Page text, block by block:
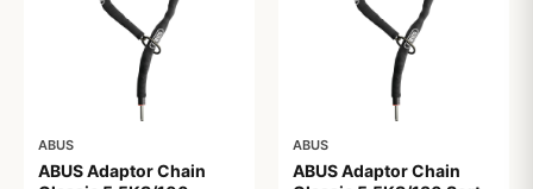
ABUS
ABUS Adaptor Chain
ABUS
ABUS Adaptor Chain